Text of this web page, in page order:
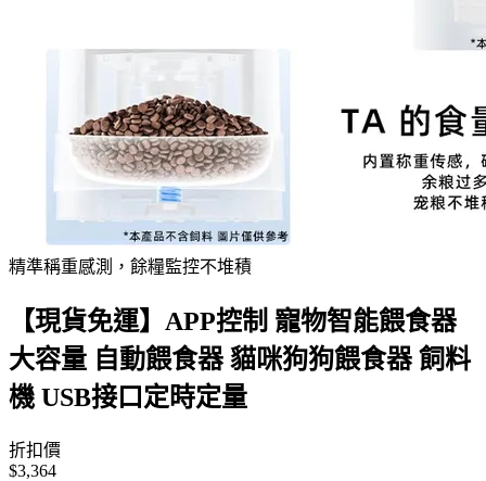
精準稱重感測，餘糧監控不堆積
【現貨免運】APP控制 寵物智能餵食器
大容量 自動餵食器 貓咪狗狗餵食器 飼料
機 USB接口定時定量
折扣價
$3,364